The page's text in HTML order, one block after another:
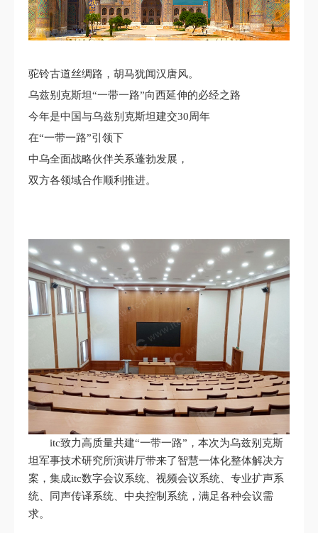
驼铃古道丝绸路，胡马犹闻汉唐风。
乌兹别克斯坦“一带一路”向西延伸的必经之路
今年是中国与乌兹别克斯坦建交30周年
在“一带一路”引领下
中乌全面战略伙伴关系蓬勃发展，
双方各领域合作顺利推进。
itc致力高质量共建“一带一路”，本次为乌兹别克斯
坦军事技术研究所演讲厅带来了智慧一体化整体解决方
案，集成itc数字会议系统、视频会议系统、专业扩声系
统、同声传译系统、中央控制系统，满足各种会议需
求。